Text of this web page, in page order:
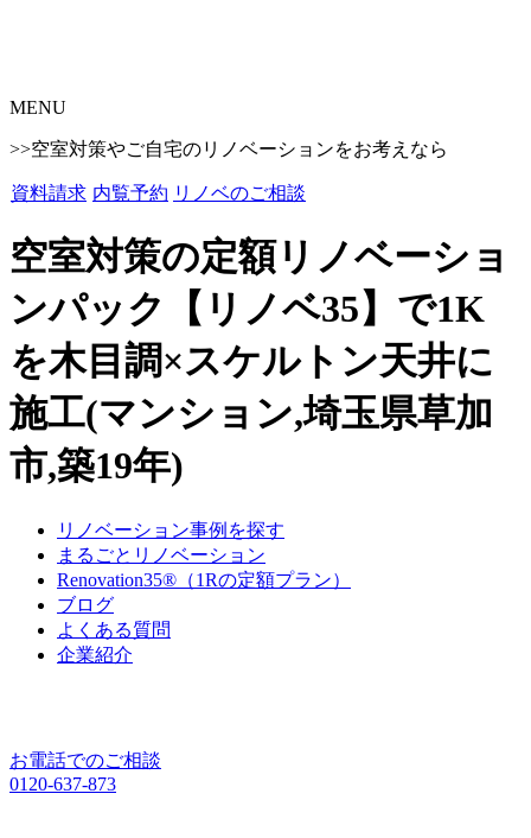
MENU
>>空室対策やご自宅のリノベーションをお考えなら
資料請求 内覧予約 リノベのご相談
空室対策の定額リノベーショ
ンパック【リノベ35】で1K
を木目調×スケルトン天井に
施工(マンション,埼玉県草加
市,築19年)
リノベーション事例を探す
まるごとリノベーション
Renovation35®（1Rの定額プラン）
ブログ
よくある質問
企業紹介
お電話でのご相談
0120-637-873